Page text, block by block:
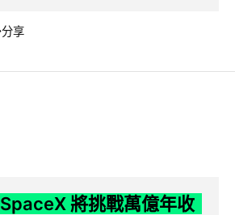
分享
將挑戰萬億年收